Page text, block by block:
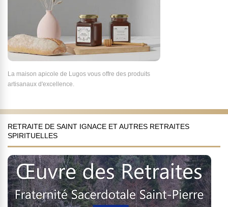
La maison apicole de Lugos vous offre des produits
artisanaux d'excellence.
RETRAITE DE SAINT IGNACE ET AUTRES RETRAITES
SPIRITUELLES